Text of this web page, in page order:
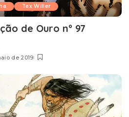
Tex Willer
de Ouro nº 97
de 2019